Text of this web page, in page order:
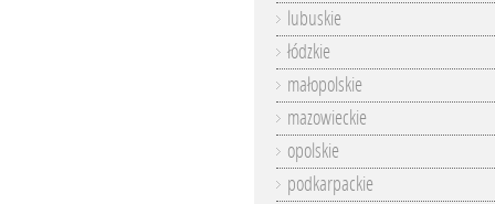
lubuskie
łódzkie
małopolskie
mazowieckie
opolskie
podkarpackie